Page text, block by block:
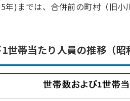
)までは、合併前の町村（旧小
世帯当たり人員の推移（